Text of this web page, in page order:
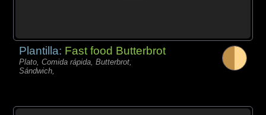
Plantilla: Fast food Butterbrot
Plato, Comida rápida, Butterbrot,
Sándwich,